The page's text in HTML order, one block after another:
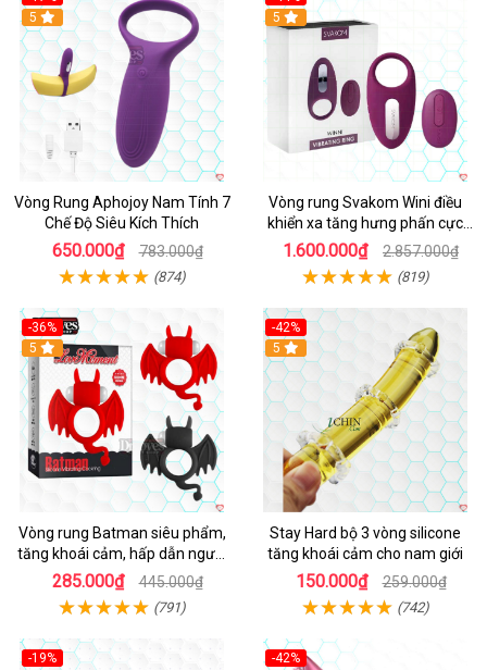
Hot
5
Vòng Rung Aphojoy Nam Tính 7
Chế Độ Siêu Kích Thích
650.000₫ 783.000₫
(874)
5
Vòng rung Svakom Wini điều
khiển xa tăng hưng phấn cực
đỉnh
1.600.000₫ 2.857.000₫
(819)
-36%
5
Vòng rung Batman siêu phẩm,
tăng khoái cảm, hấp dẫn người
dùng
285.000₫ 445.000₫
(791)
-42%
5
Stay Hard bộ 3 vòng silicone
tăng khoái cảm cho nam giới
150.000₫ 259.000₫
(742)
-19%
-42%